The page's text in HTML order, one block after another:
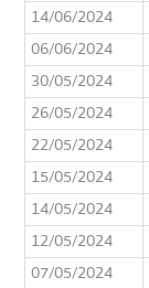
14/06/2024
06/06/2024
30/05/2024
26/05/2024
22/05/2024
15/05/2024
14/05/2024
12/05/2024
07/05/2024